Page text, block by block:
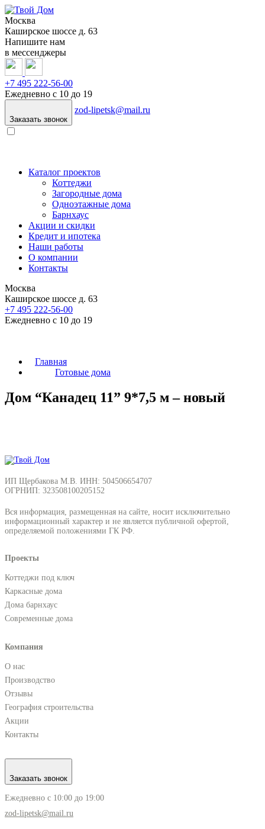
Москва
Каширское шоссе д. 63
Напишите нам
в мессенджеры
+7 495 222-56-00
Ежедневно с 10 до 19
Заказать звонок
zod-lipetsk@mail.ru
Каталог проектов
Коттеджи
Загородные дома
Одноэтажные дома
Барнхаус
Акции и скидки
Кредит и ипотека
Наши работы
О компании
Контакты
Москва
Каширское шоссе д. 63
+7 495 222-56-00
Ежедневно с 10 до 19
Главная
Готовые дома
Дом “Канадец 11” 9*7,5 м – новый
ИП Щербакова М.В. ИНН: 504506654707
ОГРНИП: 323508100205152
Вся информация, размещенная на сайте, носит исключительно
информационный характер и не является публичной офертой,
определяемой положениями ГК РФ.
Проекты
Коттеджи под ключ
Каркасные дома
Дома барнхаус
Современные дома
Компания
О нас
Производство
Отзывы
География строительства
Акции
Контакты
Заказать звонок
Ежедневно с 10:00 до 19:00
zod-lipetsk@mail.ru